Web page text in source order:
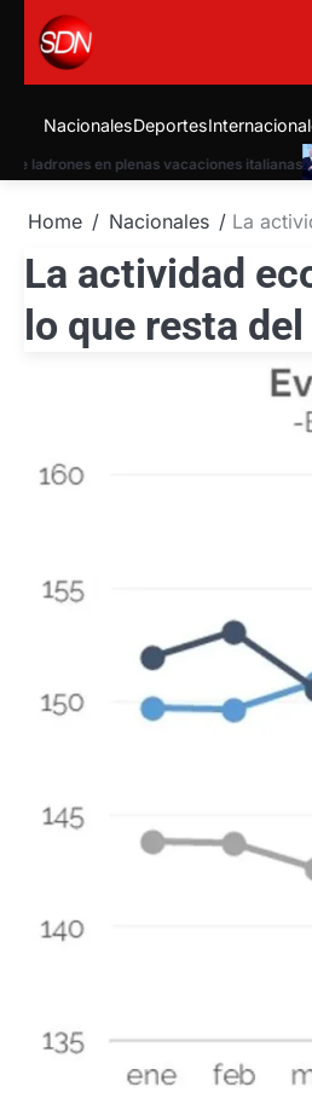
content
NacionalesDeportes
en plenas vacaciones italianas
Home Nacionales La
La actividad
lo que resta